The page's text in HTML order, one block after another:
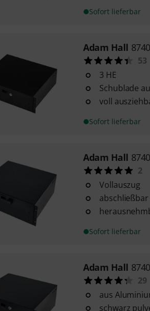
Sofort lieferbar
Adam Hall
53
3 HE
Schublade
voll
Sofort lieferbar
Adam Hall
2
Vollauszug
Sofort lieferbar
Adam Hall
29
aus
schwarz